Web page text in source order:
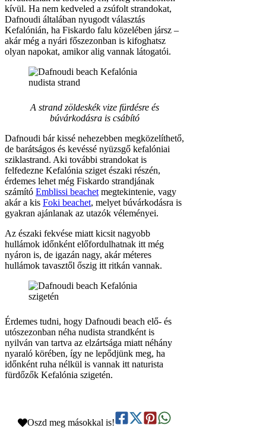
kívül. Ha nem kedveled a zsúfolt strandokat,
Dafnoudi általában nyugodt választás
Kefalónián, ha Fiskardo falu közelében jársz –
akár még a nyári főszezonban is kifoghatsz
olyan napokat, amikor alig vannak látogatói.
A strand zöldeskék vize fürdésre és
búvárkodásra is csábító
Dafnoudi bár kissé nehezebben megközelíthető,
de barátságos és kevéssé nyüzsgő kefalóniai
sziklastrand. Aki további strandokat is
felfedezne Kefalónia sziget északi részén,
érdemes lehet még Fiskardo strandjának
számító Emblissi beachet megtekintenie, vagy
akár a kis Foki beachet, melyet búvárkodásra is
gyakran ajánlanak az utazók véleményei.
Az északi fekvése miatt kicsit nagyobb
hullámok időnként előfordulhatnak itt még
nyáron is, de igazán nagy, akár méteres
hullámok tavasztől őszig itt ritkán vannak.
Érdemes tudni, hogy Dafnoudi beach elő- és
utószezonban néha nudista strandként is
nyilván van tartva az elzártsága miatt néhány
nyaraló körében, így ne lepődjünk meg, ha
időnként ruha nélkül is vannak itt naturista
fürdőzők Kefalónia szigetén.
Oszd meg másokkal is!